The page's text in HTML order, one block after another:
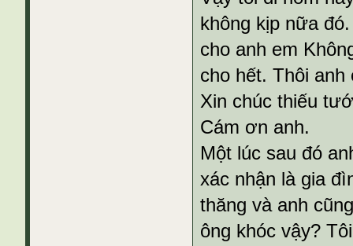
không kịp nữa
cho anh em
cho hết. Thôi
Xin chúc thiếu
Cám ơn anh.
Một lúc sau đó
xác nhận là gia
thăng và anh
ông khóc vậy?